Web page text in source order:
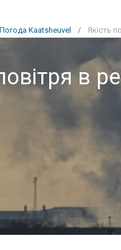
Погода Kaatsheuvel / Якість
в